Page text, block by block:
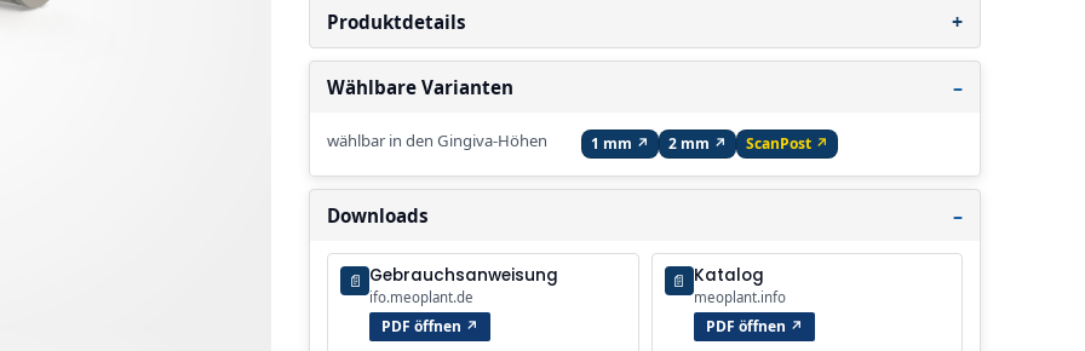
Produktdetails
Wählbare Varianten
wählbar in den Gingiva-Höhen 1 mm ↗ 2 mm ↗ ScanPost ↗
Downloads
📄 Gebrauchsanweisung
ifo.meoplant.de
PDF öffnen ↗
📄 Katalog
meoplant.info
PDF öffnen ↗